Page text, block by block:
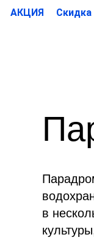
АКЦИЯ Скидка
в